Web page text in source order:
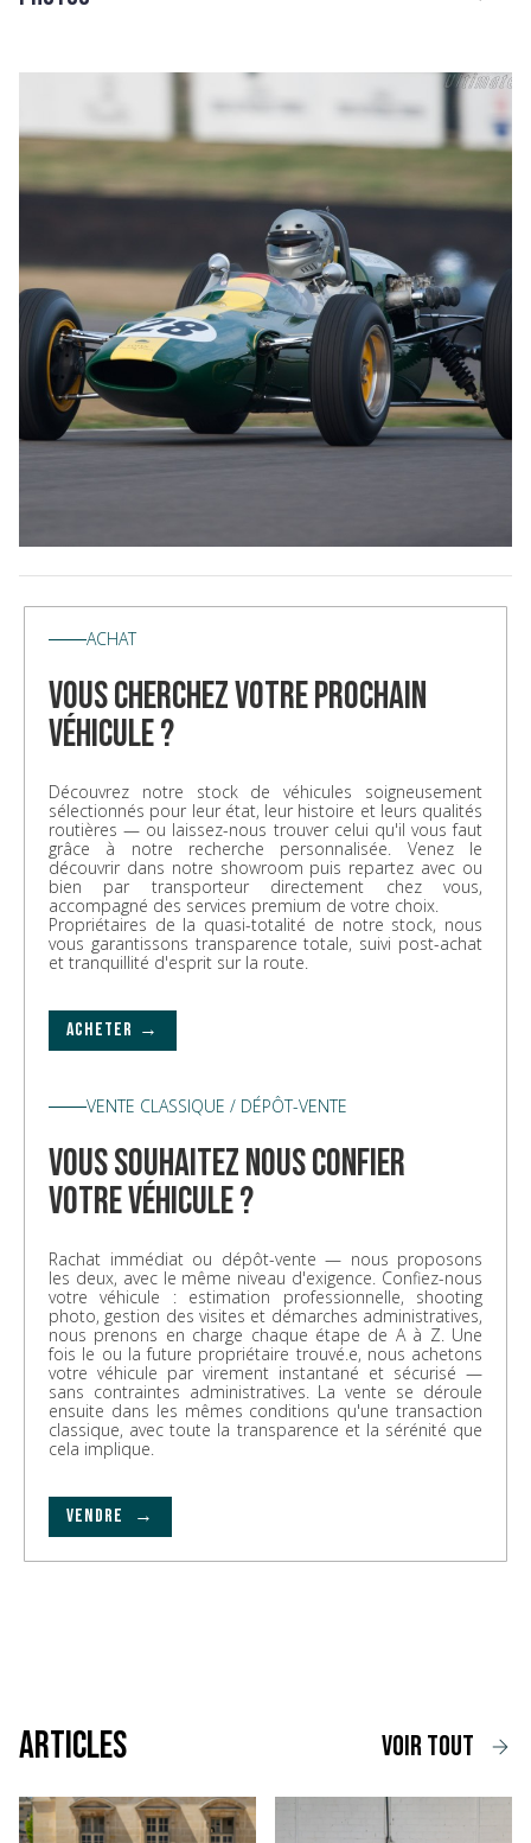
ACHAT
vous cherchez votre prochain
véhicule ?
Découvrez notre stock de véhicules soigneusement
sélectionnés pour leur état, leur histoire et leurs qualités
routières — ou laissez-nous trouver celui qu'il vous faut
grâce à notre recherche personnalisée. Venez le
découvrir dans notre showroom puis repartez avec ou
bien par transporteur directement chez vous,
accompagné des services premium de votre choix.
Propriétaires de la quasi-totalité de notre stock, nous
vous garantissons transparence totale, suivi post-achat
et tranquillité d'esprit sur la route.
ACHETER →
VENTE CLASSIQUE / DÉPÔT-VENTE
vous souhaitez nous confier
votre véhicule ?
Rachat immédiat ou dépôt-vente — nous proposons
les deux, avec le même niveau d'exigence. Confiez-nous
votre véhicule : estimation professionnelle, shooting
photo, gestion des visites et démarches administratives,
nous prenons en charge chaque étape de A à Z. Une
fois le ou la future propriétaire trouvé.e, nous achetons
votre véhicule par virement instantané et sécurisé —
sans contraintes administratives. La vente se déroule
ensuite dans les mêmes conditions qu'une transaction
classique, avec toute la transparence et la sérénité que
cela implique.
VENDRE →
voir tout
Articles